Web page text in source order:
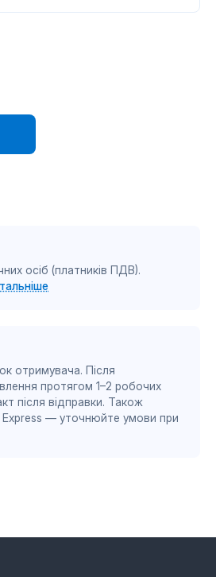
осіб (платників ПДВ).
отримувача. Після
протягом 1–2 робочих
після відправки. Також
— уточнюйте умови при